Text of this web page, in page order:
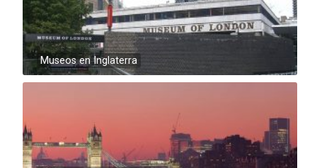
Museos en Inglaterra